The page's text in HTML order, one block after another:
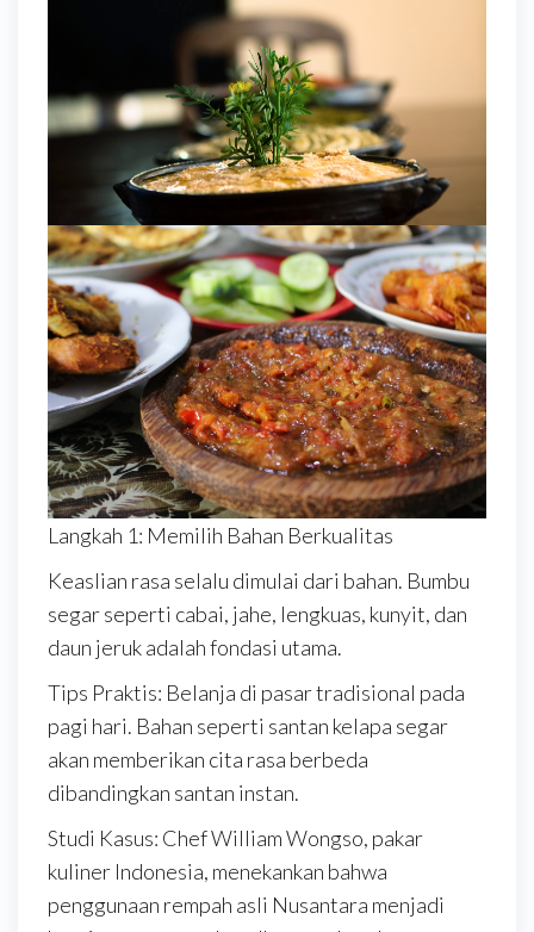
Langkah 1: Memilih Bahan Berkualitas
Keaslian rasa selalu dimulai dari bahan. Bumbu
segar seperti cabai, jahe, lengkuas, kunyit, dan
daun jeruk adalah fondasi utama.
Tips Praktis: Belanja di pasar tradisional pada
pagi hari. Bahan seperti santan kelapa segar
akan memberikan cita rasa berbeda
dibandingkan santan instan.
Studi Kasus: Chef William Wongso, pakar
kuliner Indonesia, menekankan bahwa
penggunaan rempah asli Nusantara menjadi